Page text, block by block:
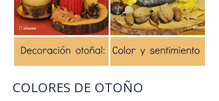
COLORES DE OTOÑO